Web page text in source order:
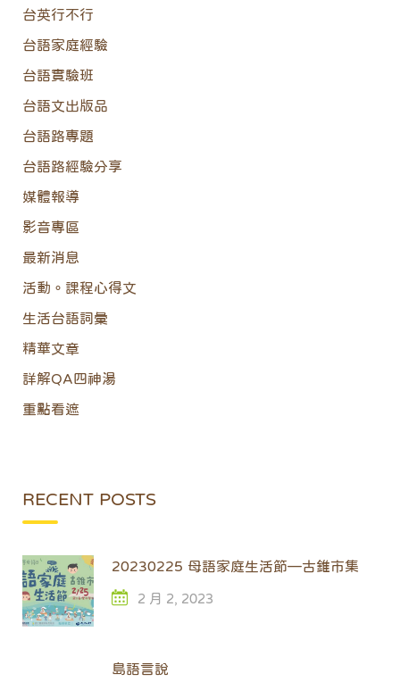
台英行不行
台語家庭經驗
台語實驗班
台語文出版品
台語路專題
台語路經驗分享
媒體報導
影音專區
最新消息
活動。課程心得文
生活台語詞彙
精華文章
詳解QA四神湯
重點看遮
RECENT POSTS
20230225 母語家庭生活節—古錐市集
2 月 2, 2023
島語言說